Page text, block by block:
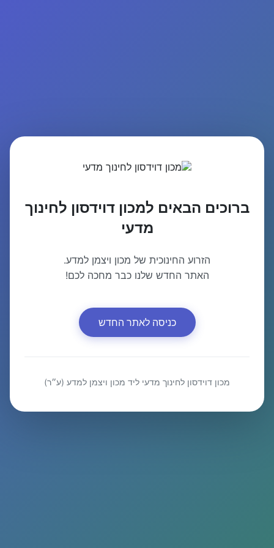
ברוכים הבאים למכון דוידסון לחינוך
מדעי
הזרוע החינוכית של מכון ויצמן למדע.
האתר החדש שלנו כבר מחכה לכם!
כניסה לאתר החדש
מכון דוידסון לחינוך מדעי ליד מכון ויצמן למדע (ע״ר)